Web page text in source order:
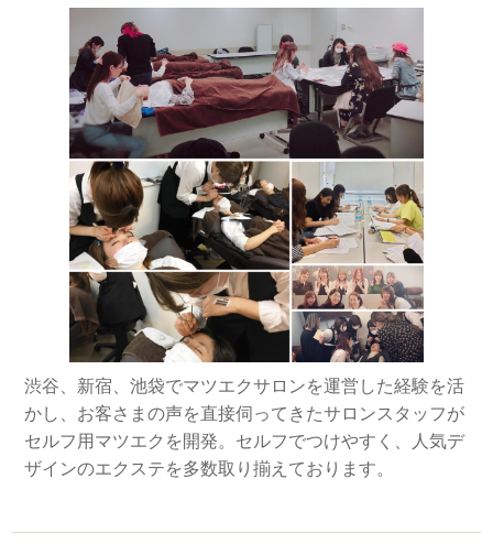
渋谷、新宿、池袋でマツエクサロンを運営した経験を活
かし、お客さまの声を直接伺ってきたサロンスタッフが
セルフ用マツエクを開発。セルフでつけやすく、人気デ
ザインのエクステを多数取り揃えております。